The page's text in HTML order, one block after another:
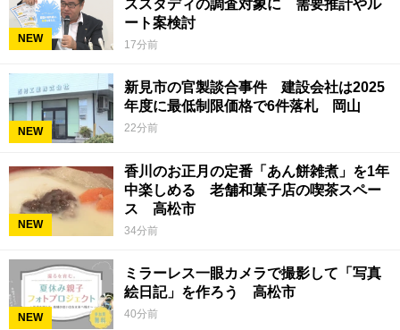
NEW
ススタディの調査対象に 需要推計やル
ート案検討
17分前
NEW
新見市の官製談合事件 建設会社は2025
年度に最低制限価格で6件落札 岡山
22分前
NEW
香川のお正月の定番「あん餅雑煮」を1年
中楽しめる 老舗和菓子店の喫茶スペー
ス 高松市
34分前
NEW
ミラーレス一眼カメラで撮影して「写真
絵日記」を作ろう 高松市
40分前